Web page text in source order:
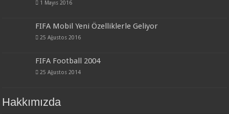
1 Mayıs 2016
FIFA Mobil Yeni Özelliklerle Geliyor
25 Ağustos 2016
FIFA Football 2004
25 Ağustos 2014
Hakkımızda